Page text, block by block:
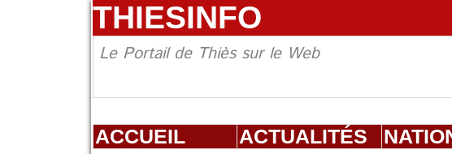
THIESINFO
Le Portail de Thiès sur le Web
ACCUEIL ACTUALITÉS